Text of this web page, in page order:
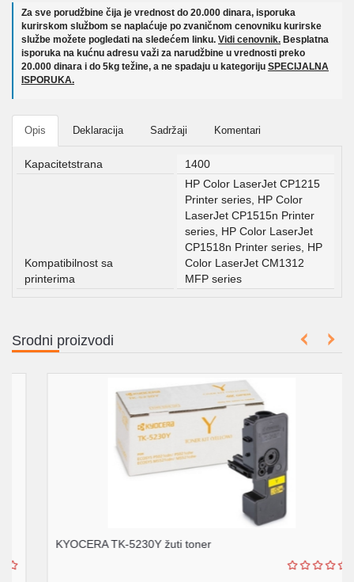
Za sve porudžbine čija je vrednost do 20.000 dinara, isporuka
kurirskom službom se naplaćuje po zvaničnom cenovniku kurirske
službe možete pogledati na sledećem linku. Vidi cenovnik. Besplatna
isporuka na kućnu adresu važi za narudžbine u vrednosti preko
20.000 dinara i do 5kg težine, a ne spadaju u kategoriju SPECIJALNA
ISPORUKA.
Opis Deklaracija Sadržaji Komentari
Kapacitetstrana 1400
Kompatibilnost sa
printerima
HP Color LaserJet CP1215
Printer series, HP Color
LaserJet CP1515n Printer
series, HP Color LaserJet
CP1518n Printer series, HP
Color LaserJet CM1312
MFP series
Srodni proizvodi
KYOCERA TK-5230Y žuti toner